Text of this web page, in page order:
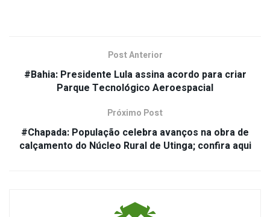
Post Anterior
#Bahia: Presidente Lula assina acordo para criar
Parque Tecnológico Aeroespacial
Próximo Post
#Chapada: População celebra avanços na obra de
calçamento do Núcleo Rural de Utinga; confira aqui